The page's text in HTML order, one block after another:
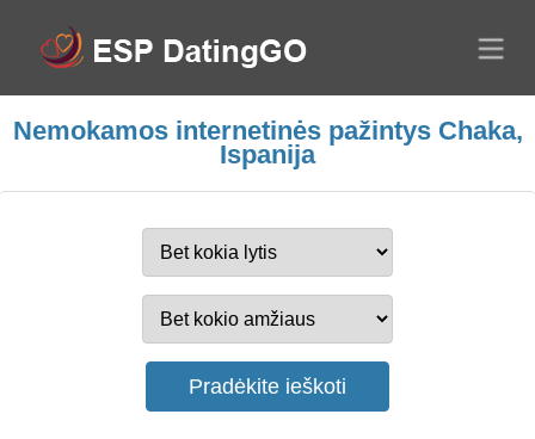
Nemokamos internetinės pažintys Chaka,
Ispanija